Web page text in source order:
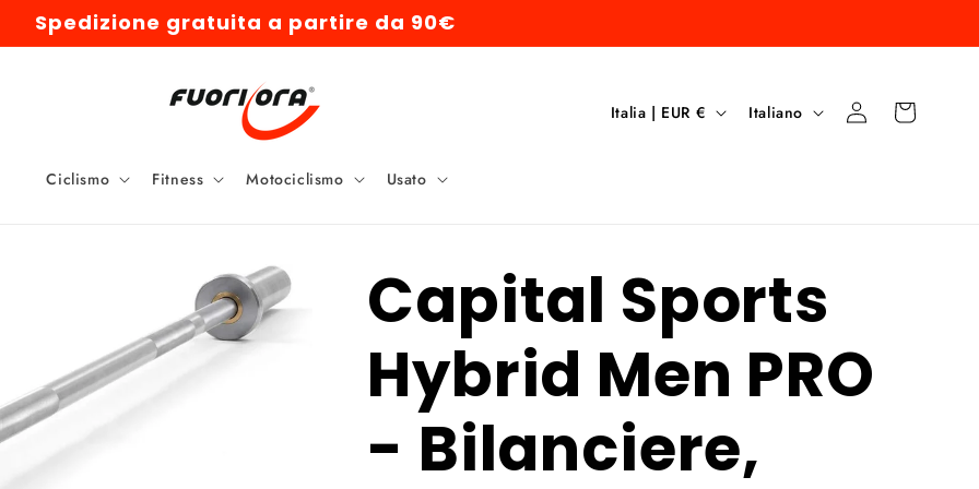
Spedizione gratuita a partire da 90€
Ciclismo Fitness Motociclismo Usato
P
e
/
A
e
Italia | EUR €
L
u
a
Italiano Accedi Carrello
Capital Sports
Hybrid Men PRO
- Bilanciere,